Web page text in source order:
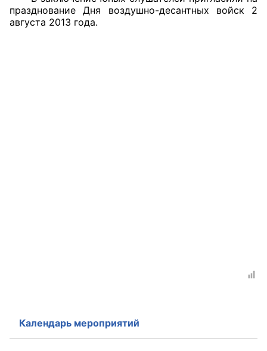
Экспертный совет ОП КО
УСТАВ ГКУ “АППАРАТ ОП КО”
празднование Дня воздушно-десантных войск 2
августа 2013 года.
Календарь мероприятий